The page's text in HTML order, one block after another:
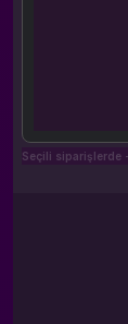
Seçili siparişlerde